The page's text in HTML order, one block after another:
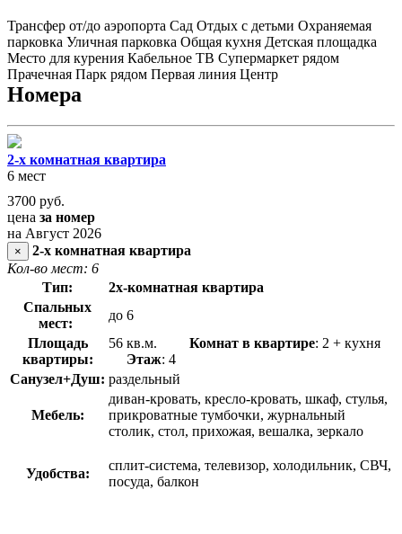
Трансфер от/до аэропорта Сад Отдых с детьми Охраняемая
парковка Уличная парковка Общая кухня Детская площадка
Место для курения Кабельное ТВ Супермаркет рядом
Прачечная Парк рядом Первая линия Центр
Номера
2-х комнатная квартира
6 мест
3700 руб.
цена за номер
на Август 2026
×
2-х комнатная квартира
Кол-во мест: 6
Тип:
2х-комнатная квартира
Спальных
мест:
до 6
Площадь
квартиры:
56 кв.м. Комнат в квартире: 2 + кухня
Этаж: 4
Санузел+Душ: раздельный
Мебель:
диван-кровать, кресло-кровать, шкаф, стулья,
прикроватные тумбочки, журнальный
столик, стол, прихожая, вешалка, зеркало
Удобства:
сплит-система, телевизор, холодильник, СВЧ,
посуда, балкон